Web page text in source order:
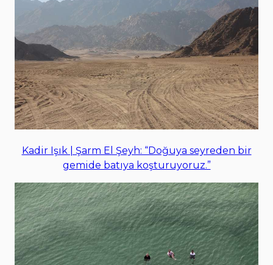
Kadir Işık | Şarm El Şeyh: “Doğuya seyreden bir
gemide batıya koşturuyoruz.”